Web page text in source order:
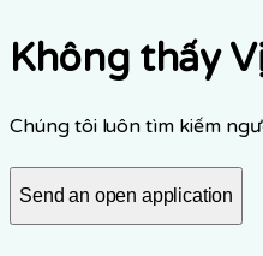
Không thấy
Chúng tôi luôn tìm kiếm
Send an open application